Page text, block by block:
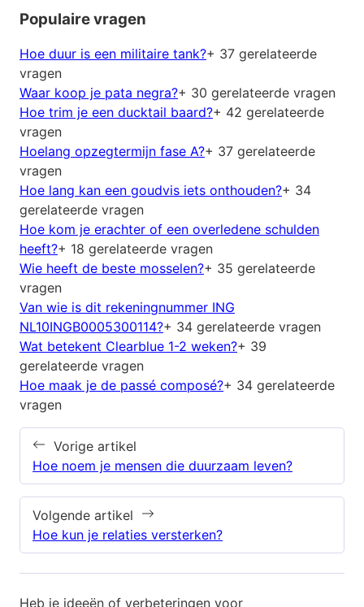
Populaire vragen
Hoe duur is een militaire tank?+ 37 gerelateerde
vragen
Waar koop je pata negra?+ 30 gerelateerde vragen
Hoe trim je een ducktail baard?+ 42 gerelateerde
vragen
Hoelang opzegtermijn fase A?+ 37 gerelateerde
vragen
Hoe lang kan een goudvis iets onthouden?+ 34
gerelateerde vragen
Hoe kom je erachter of een overledene schulden
heeft?+ 18 gerelateerde vragen
Wie heeft de beste mosselen?+ 35 gerelateerde
vragen
Van wie is dit rekeningnummer ING
NL10INGB0005300114?+ 34 gerelateerde vragen
Wat betekent Clearblue 1-2 weken?+ 39
gerelateerde vragen
Hoe maak je de passé composé?+ 34 gerelateerde
vragen
Vorige artikel
Hoe noem je mensen die duurzaam leven?
Volgende artikel
Hoe kun je relaties versterken?
Heb je ideeën of verbeteringen voor